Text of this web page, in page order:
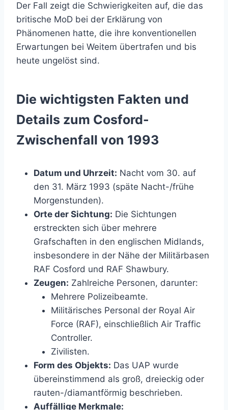
Der Fall zeigt die Schwierigkeiten auf, die das
britische MoD bei der Erklärung von
Phänomenen hatte, die ihre konventionellen
Erwartungen bei Weitem übertrafen und bis
heute ungelöst sind.
Die wichtigsten Fakten und
Details zum Cosford-
Zwischenfall von 1993
Datum und Uhrzeit: Nacht vom 30. auf
den 31. März 1993 (späte Nacht-/frühe
Morgenstunden).
Orte der Sichtung: Die Sichtungen
erstreckten sich über mehrere
Grafschaften in den englischen Midlands,
insbesondere in der Nähe der Militärbasen
RAF Cosford und RAF Shawbury.
Zeugen: Zahlreiche Personen, darunter:
Mehrere Polizeibeamte.
Militärisches Personal der Royal Air
Force (RAF), einschließlich Air Traffic
Controller.
Zivilisten.
Form des Objekts: Das UAP wurde
übereinstimmend als groß, dreieckig oder
rauten-/diamantförmig beschrieben.
Auffällige Merkmale: